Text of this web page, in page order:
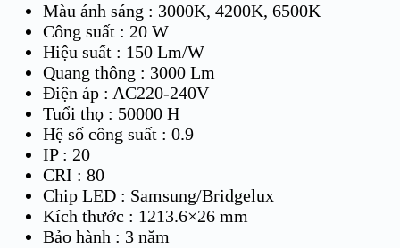
Màu ánh sáng : 3000K, 4200K, 6500K
Công suất : 20 W
Hiệu suất : 150 Lm/W
Quang thông : 3000 Lm
Điện áp : AC220-240V
Tuổi thọ : 50000 H
Hệ số công suất : 0.9
IP : 20
CRI : 80
Chip LED : Samsung/Bridgelux
Kích thước : 1213.6×26 mm
Bảo hành : 3 năm